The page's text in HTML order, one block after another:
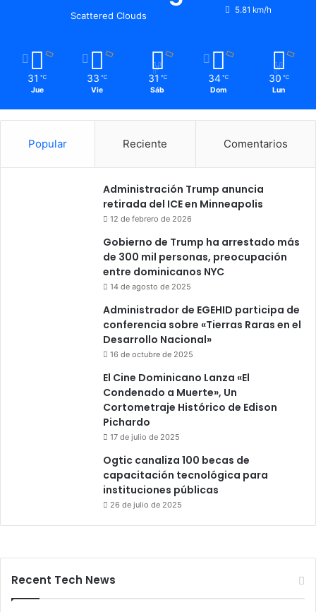
Scattered Clouds
5.81 km/h
31 ℃
Jue
33 ℃
Vie
31 ℃
Sáb
34 ℃
Dom
30 ℃
Lun
Popular Reciente Comentarios
Administración Trump anuncia
retirada del ICE en Minneapolis
12 de febrero de 2026
Gobierno de Trump ha arrestado más
de 300 mil personas, preocupación
entre dominicanos NYC
14 de agosto de 2025
Administrador de EGEHID participa de
conferencia sobre «Tierras Raras en el
Desarrollo Nacional»
16 de octubre de 2025
El Cine Dominicano Lanza «El
Condenado a Muerte», Un
Cortometraje Histórico de Edison
Pichardo
17 de julio de 2025
Ogtic canaliza 100 becas de
capacitación tecnológica para
instituciones públicas
26 de julio de 2025
Recent Tech News